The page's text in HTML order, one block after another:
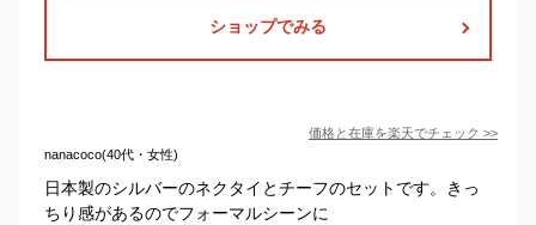
ショップでみる
価格と在庫を楽天でチェック >>
nanacoco(40代・女性)
日本製のシルバーのネクタイとチーフのセットです。きっ
ちり感があるのでフォーマルシーンに